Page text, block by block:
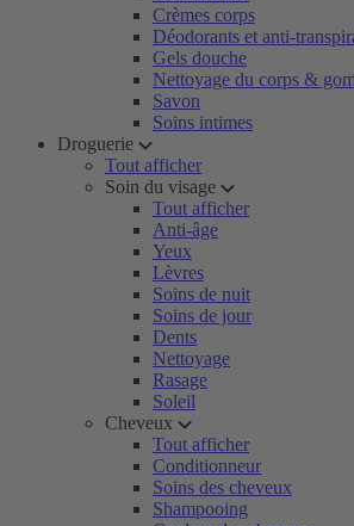
Crèmes corps
Déodorants et anti-
Gels douche
Nettoyage du corps &
Savon
Soins intimes
Droguerie
Tout afficher
Soin du visage
Tout afficher
Anti-âge
Yeux
Lèvres
Soins de nuit
Soins de jour
Dents
Nettoyage
Rasage
Soleil
Cheveux
Tout afficher
Conditionneur
Soins des cheveux
Shampooing